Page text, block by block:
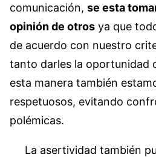
comunicación, se esta
opinión de otros ya que
de acuerdo con nuestro
tanto darles la oportunidad
esta manera también
respetuosos, evitando
polémicas.
La asertividad también